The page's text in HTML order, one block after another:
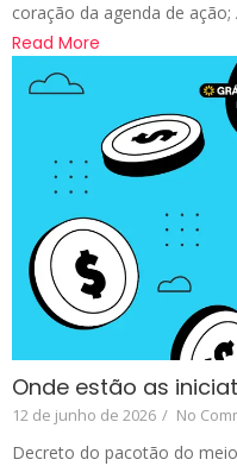
coração da agenda de
Read More
Onde estão as
12 de junho de 2026 / No
Decreto do pacotão do